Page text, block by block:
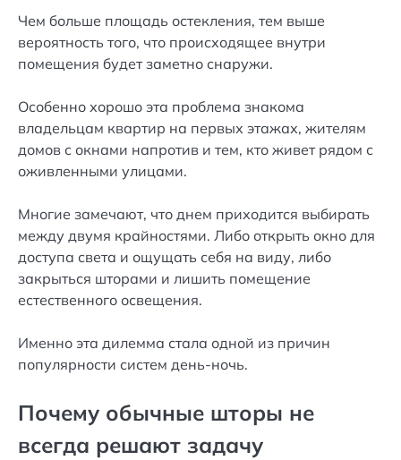
Чем больше площадь остекления, тем выше
вероятность того, что происходящее внутри
помещения будет заметно снаружи.
Особенно хорошо эта проблема знакома
владельцам квартир на первых этажах, жителям
домов с окнами напротив и тем, кто живет рядом с
оживленными улицами.
Многие замечают, что днем приходится выбирать
между двумя крайностями. Либо открыть окно для
доступа света и ощущать себя на виду, либо
закрыться шторами и лишить помещение
естественного освещения.
Именно эта дилемма стала одной из причин
популярности систем день-ночь.
Почему обычные шторы не
всегда решают задачу